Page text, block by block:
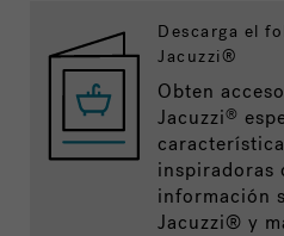
Descarga el
Jacuzzi®
Obten
Jacuzzi®
inspiradoras
información
Jacuzzi® y